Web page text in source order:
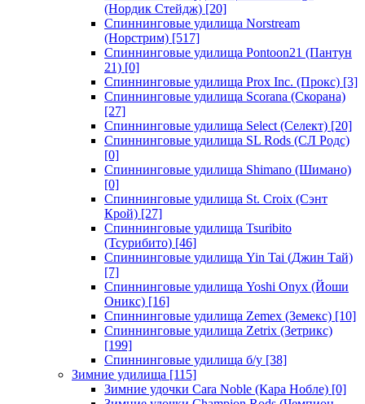
(Нордик Стейдж) [20]
Спиннинговые удилища Norstream
(Норстрим) [517]
Спиннинговые удилища Pontoon21 (Пантун
21) [0]
Спиннинговые удилища Prox Inc. (Прокс) [3]
Спиннинговые удилища Scorana (Скорана)
[27]
Спиннинговые удилища Select (Селект) [20]
Спиннинговые удилища SL Rods (СЛ Родс)
[0]
Спиннинговые удилища Shimano (Шимано)
[0]
Спиннинговые удилища St. Croix (Сэнт
Крой) [27]
Спиннинговые удилища Tsuribito
(Тсурибито) [46]
Спиннинговые удилища Yin Tai (Джин Тай)
[7]
Спиннинговые удилища Yoshi Onyx (Йоши
Оникс) [16]
Спиннинговые удилища Zemex (Земекс) [10]
Спиннинговые удилища Zetrix (Зетрикс)
[199]
Спиннинговые удилища б/у [38]
Зимние удилища [115]
Зимние удочки Cara Noble (Кара Нобле) [0]